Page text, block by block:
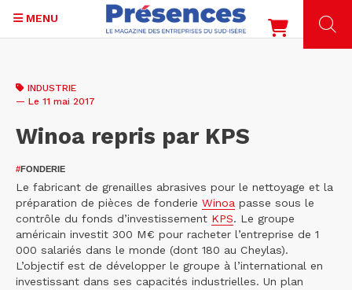
contenu
MENU
INDUSTRIE
— Le 11 mai 2017
Winoa repris par KPS
#FONDERIE
Le fabricant de grenailles abrasives pour le nettoyage et la
préparation de pièces de fonderie Winoa passe sous le
contrôle du fonds d’investissement KPS. Le groupe
américain investit 300 M€ pour racheter l’entreprise de 1
000 salariés dans le monde (dont 180 au Cheylas).
L’objectif est de développer le groupe à l’international en
investissant dans ses capacités industrielles. Un plan